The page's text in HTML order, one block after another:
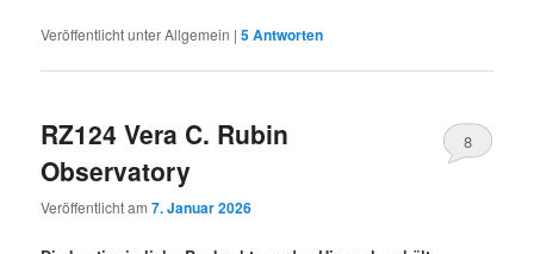
Veröffentlicht unterAllgemein |5Antworten
RZ124 Vera C. Rubin
Observatory
Veröffentlicht am7. Januar 2026
8